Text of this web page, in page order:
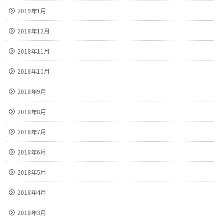
2019年1月
2018年12月
2018年11月
2018年10月
2018年9月
2018年8月
2018年7月
2018年6月
2018年5月
2018年4月
2018年3月